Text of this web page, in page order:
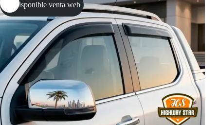
No disponible venta web